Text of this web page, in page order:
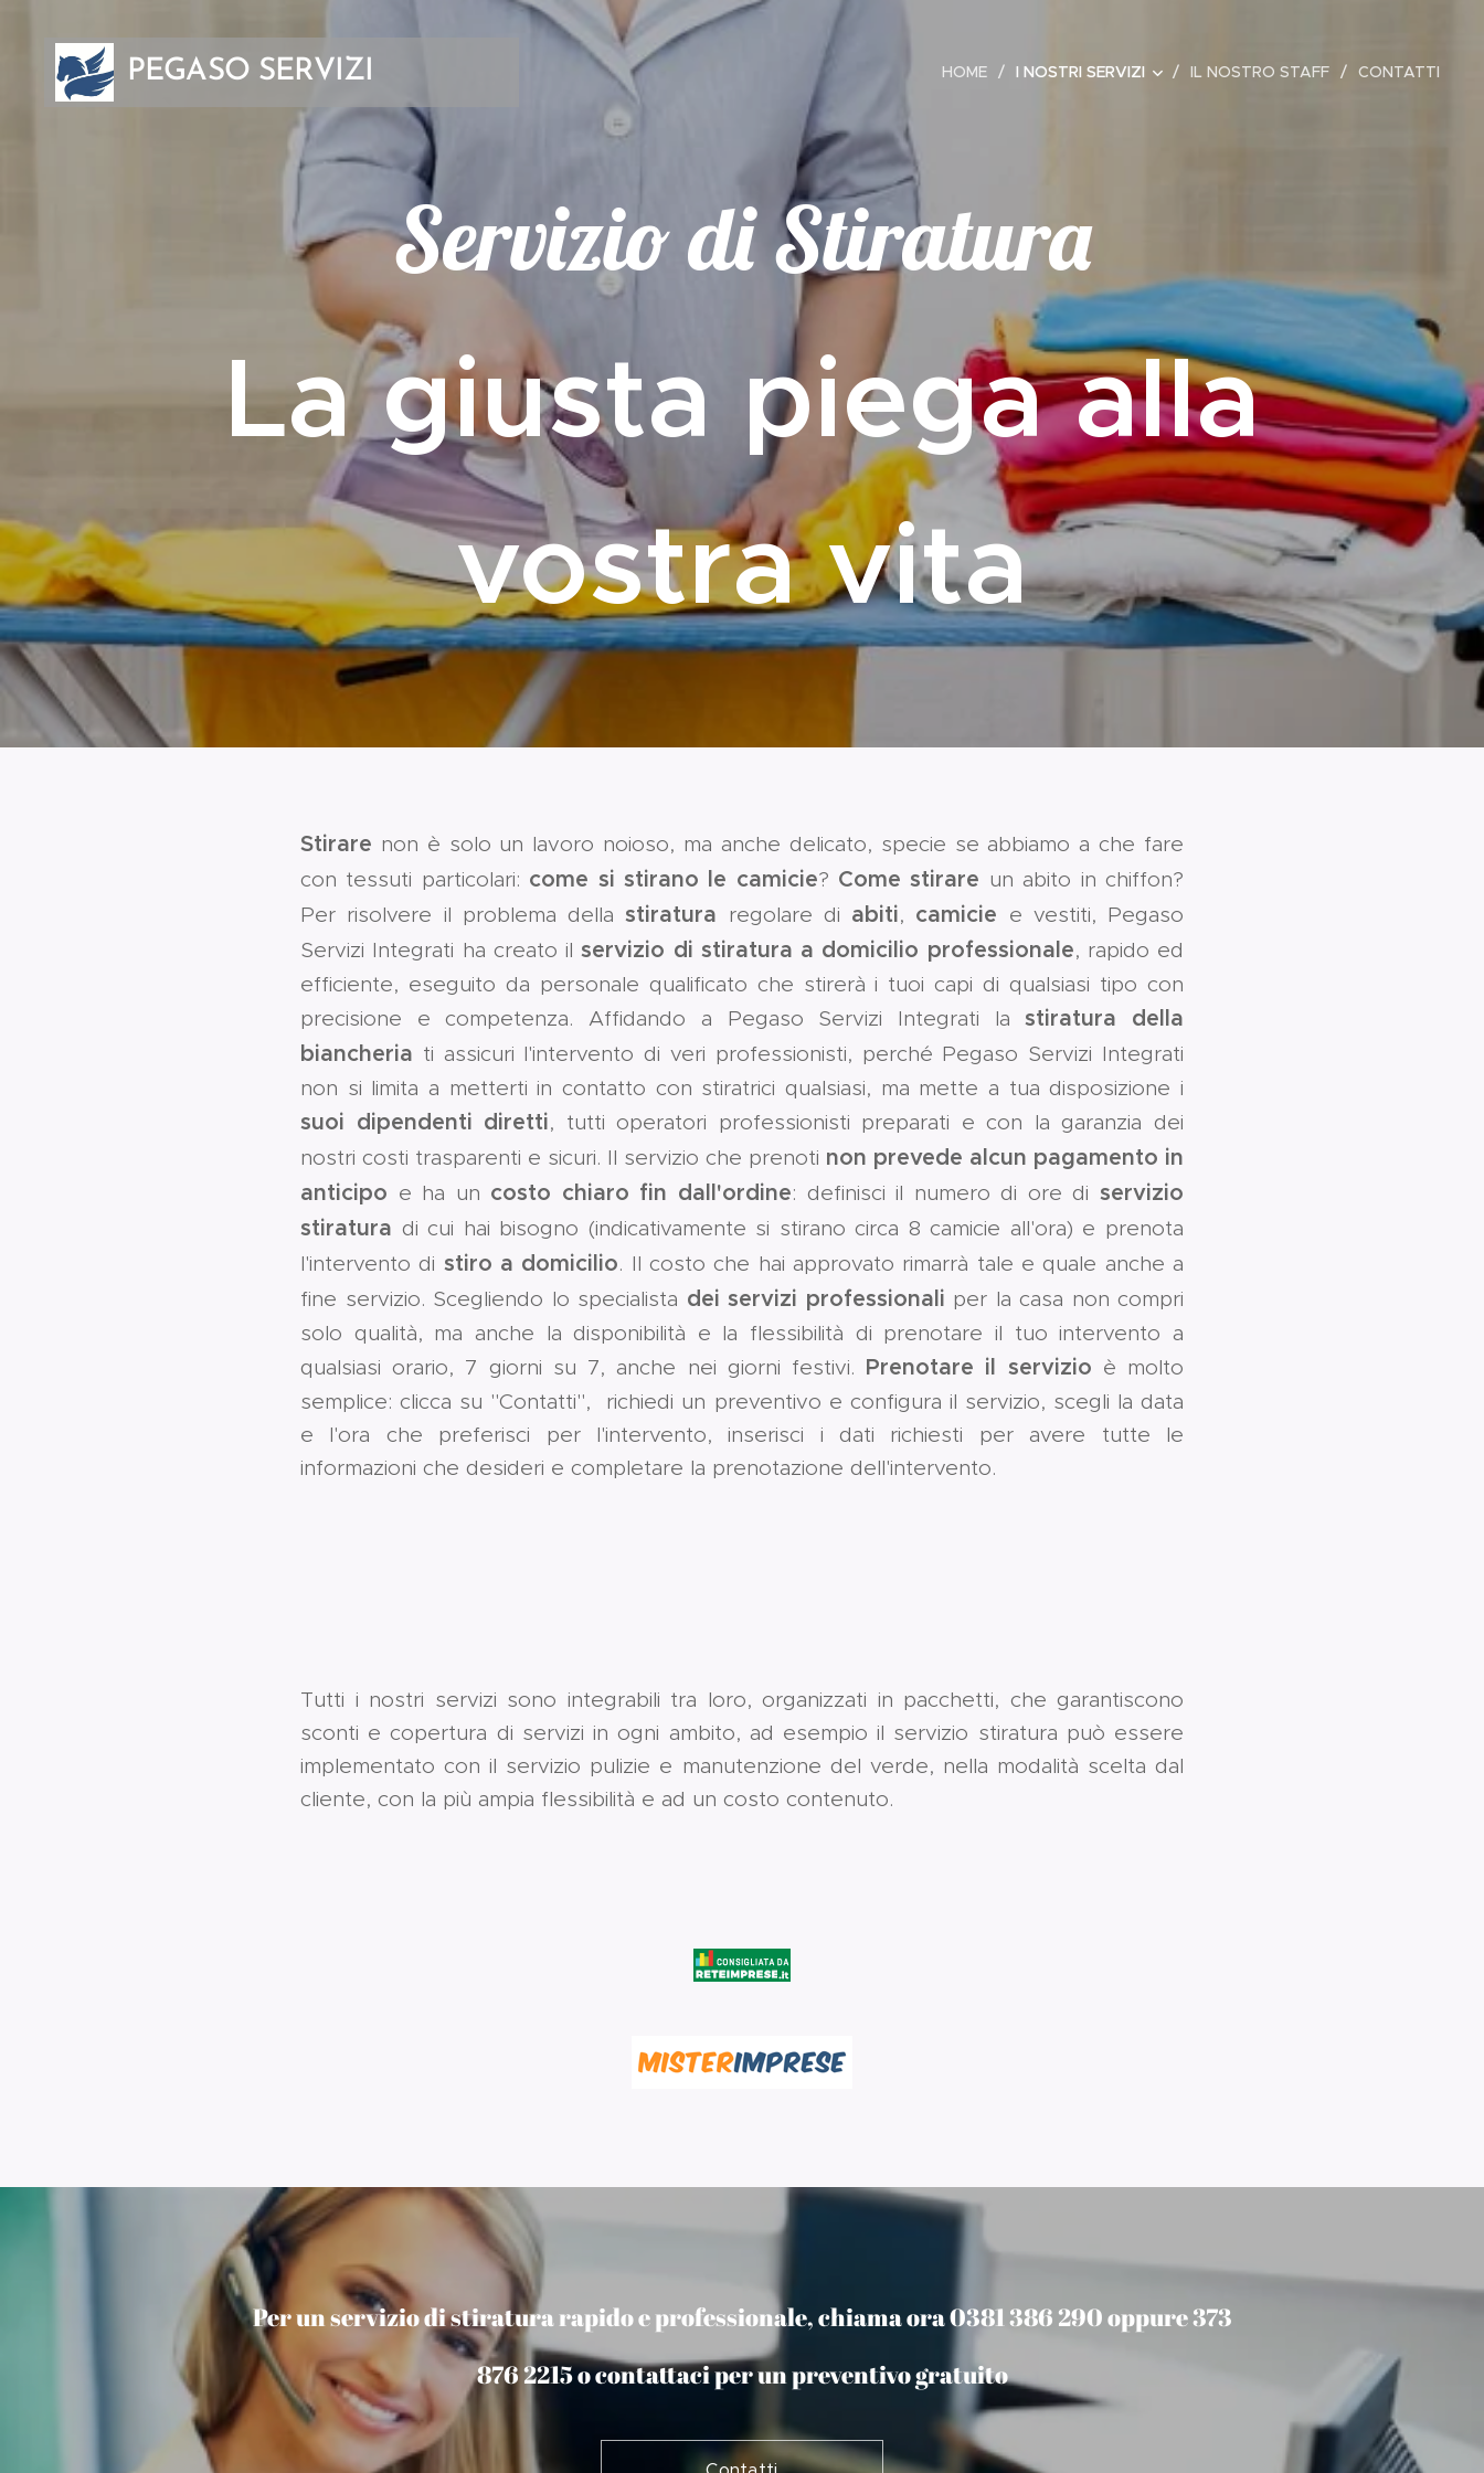
PEGASO SERVIZI
INTEGRATI
HOME I NOSTRI SERVIZI IL NOSTRO STAFF CONTATTI
Servizio di Stiratura
La giusta piega alla
vostra vita
Stirare non è solo un lavoro noioso, ma anche delicato, specie se abbiamo a che fare
con tessuti particolari: come si stirano le camicie? Come stirare un abito in chiffon?
Per risolvere il problema dellastiratura regolare di abiti, camicie e vestiti, Pegaso
Servizi Integrati ha creato ilservizio di stiratura a domicilio professionale, rapido ed
efficiente, eseguito da personale qualificato che stirerà i tuoi capi di qualsiasi tipo con
precisione e competenza. Affidando a Pegaso Servizi Integrati lastiratura della
biancheria ti assicuri l'intervento di veri professionisti, perché Pegaso Servizi Integrati
non si limita a metterti in contatto con stiratrici qualsiasi, ma mette a tua disposizione i
suoi dipendenti diretti, tutti operatori professionisti preparati e con la garanzia dei
nostri costi trasparenti e sicuri. Il servizio che prenoti non prevede alcun pagamento in
anticipo e ha un costo chiaro fin dall'ordine: definisci il numero di ore diservizio
stiratura di cui hai bisogno (indicativamente si stirano circa 8 camicie all'ora) e prenota
l'intervento di stiro a domicilio. Il costo che hai approvato rimarrà tale e quale anche a
fine servizio. Scegliendo lo specialista dei servizi professionali per la casa non compri
solo qualità, ma anche la disponibilità e la flessibilità di prenotare il tuo intervento a
qualsiasi orario, 7 giorni su 7, anche nei giorni festivi. Prenotare il servizio è molto
semplice: clicca su "Contatti", richiedi un preventivo e configura il servizio, scegli la data
e l'ora che preferisci per l'intervento, inserisci i dati richiesti per avere tutte le
informazioni che desideri e completare la prenotazione dell'intervento.
Tutti i nostri servizi sono integrabili tra loro, organizzati in pacchetti, che garantiscono
sconti e copertura di servizi in ogni ambito, ad esempio il servizio stiratura può essere
implementato con il servizio pulizie e manutenzione del verde, nella modalità scelta dal
cliente, con la più ampia flessibilità e ad un costo contenuto.
Per un servizio di stiratura rapido e professionale, chiama ora 0381 386 290 oppure 373
876 2215 o contattaci per un preventivo gratuito